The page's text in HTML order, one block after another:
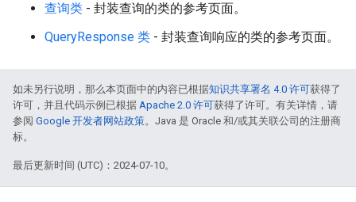
查询类 - 封装查询的类的参考页面。
QueryResponse 类 - 封装查询响应的类的参考页面。
如未另行说明，那么本页面中的内容已根据知识共享署名 4.0 许可获得了
许可，并且代码示例已根据 Apache 2.0 许可获得了许可。有关详情，请
参阅 Google 开发者网站政策。Java 是 Oracle 和/或其关联公司的注册商
标。
最后更新时间 (UTC)：2024-07-10。